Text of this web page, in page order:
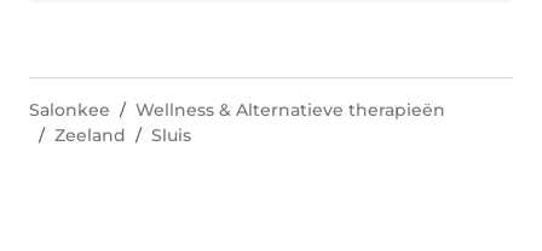
Salonkee
Wellness & Alternatieve therapieën
Zeeland
Sluis